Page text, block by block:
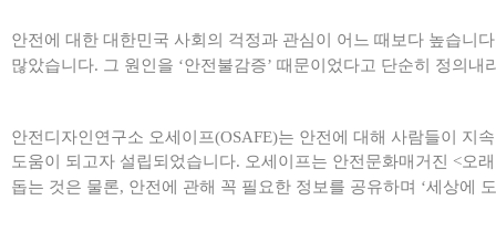
안전에 대한 대한민국 사회의 걱정과 관심이 어느 때보다 높습니
많았습니다. 그 원인을 ‘안전불감증’ 때문이었다고 단순히 정의 내
안전디자인연구소 오세이프(OSAFE)는 안전에 대해 사람들이 지
도움이 되고자 설립되었습니다. 오세이프는 안전문화매거진 <오
돕는 것은 물론, 안전에 관해 꼭 필요한 정보를 공유하며 ‘세상에